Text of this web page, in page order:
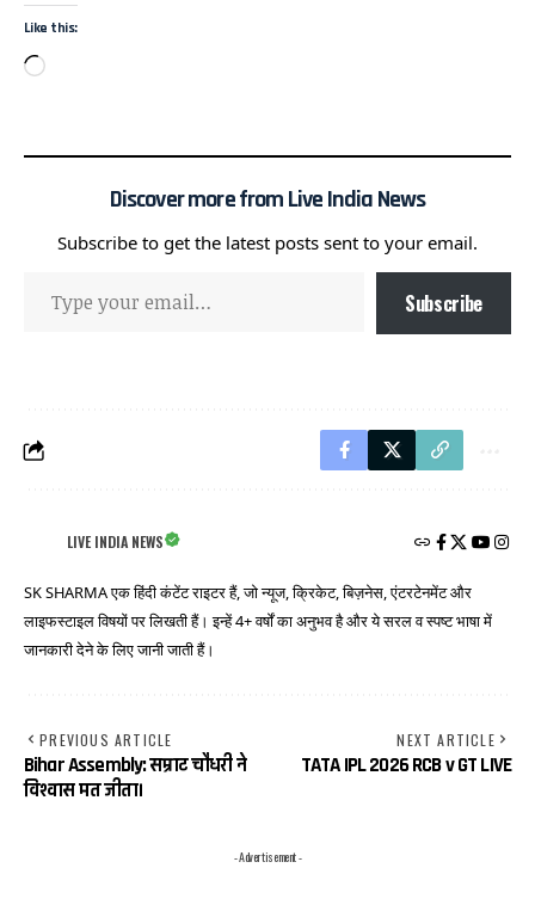
Like this:
Discover more from Live India News
Subscribe to get the latest posts sent to your email.
Subscribe
LIVE INDIA NEWS
SK SHARMA एक हिंदी कंटेंट राइटर हैं, जो न्यूज, क्रिकेट, बिज़नेस, एंटरटेनमेंट और
लाइफस्टाइल विषयों पर लिखती हैं। इन्हें 4+ वर्षों का अनुभव है और ये सरल व स्पष्ट भाषा में
जानकारी देने के लिए जानी जाती हैं।
PREVIOUS ARTICLE
Bihar Assembly: सम्राट चौधरी ने
विश्वास मत जीता।
NEXT ARTICLE
TATA IPL 2026 RCB v GT LIVE
- Advertisement -